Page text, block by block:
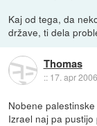
Kaj od tega, da
države, ti dela
Thomas
:: 17. apr
Nobene
Izrael naj pa pustijo